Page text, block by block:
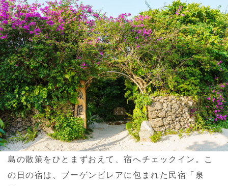
島の散策をひとまずおえて、宿へチェックイン。こ
の日の宿は、ブーゲンビレアに包まれた民宿「泉